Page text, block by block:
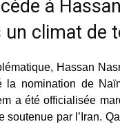
à
un climat de
Hassan
nomination de
a été officialisée
soutenue par l’Iran.